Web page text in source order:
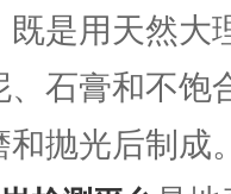
既是用天然大
、石膏和不饱
抛光后制成